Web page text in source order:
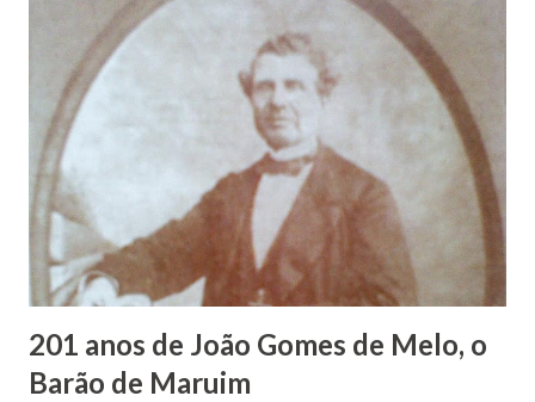
infância pobre, João Vieira não pôde se dedicar aos
estudos, e então passou a colocar o trabalho em primeiro
plano para auxiliar na renda familiar. No comércio foi
garçon, dono de bar, de armarinho e depois de uma
panificação. “Ao contrário de muitos, que renegam suas
raízes e procuram obscurecer seu passado, orgulhava-se
em defender o pão como garçon, tendo incontáveis vezes
que trabalhar copiosamente fora de seu horário normal em
trocas de gorjetas que c...
201 anos de João Gomes de Melo, o
Barão de Maruim